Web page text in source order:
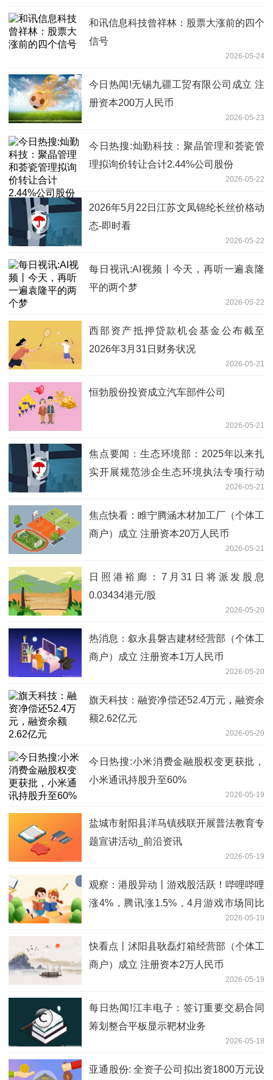
和讯信息科技曾祥林：股票大涨前的四个
信号
2026-05-24
今日热闻!无锡九疆工贸有限公司成立 注
册资本200万人民币
2026-05-23
今日热搜:灿勤科技：聚晶管理和荟瓷管
理拟询价转让合计2.44%公司股份
2026-05-22
2026年5月22日江苏文凤锦纶长丝价格动
态-即时看
2026-05-22
每日视讯:AI视频丨今天，再听一遍袁隆
平的两个梦
2026-05-22
西部资产抵押贷款机会基金公布截至
2026年3月31日财务状况
2026-05-21
恒勃股份投资成立汽车部件公司
2026-05-21
焦点要闻：生态环境部：2025年以来扎
实开展规范涉企生态环境执法专项行动
2026-05-21
焦点快看：睢宁腾涵木材加工厂（个体工
商户）成立 注册资本20万人民币
2026-05-21
日照港裕廊：7月31日将派发股息
0.03434港元/股
2026-05-20
热消息：叙永县磐吉建材经营部（个体工
商户）成立 注册资本1万人民币
2026-05-20
旗天科技：融资净偿还52.4万元，融资余
额2.62亿元
2026-05-20
今日热搜:小米消费金融股权变更获批，
小米通讯持股升至60%
2026-05-19
盐城市射阳县洋马镇残联开展普法教育专
题宣讲活动_前沿资讯
2026-05-19
观察：港股异动丨游戏股活跃！哔哩哔哩
涨4%，腾讯涨1.5%，4月游戏市场同比
2026-05-19
快看点丨沭阳县耿磊灯箱经营部（个体工
商户）成立 注册资本2万人民币
2026-05-19
每日热闻!江丰电子：签订重要交易合同
筹划整合平板显示靶材业务
2026-05-18
亚通股份: 全资子公司拟出资1800万元设